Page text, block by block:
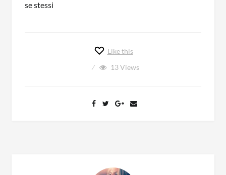
Like this
13Views